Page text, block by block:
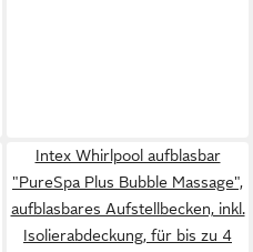
Intex Whirlpool aufblasbar
"PureSpa Plus Bubble Massage",
aufblasbares Aufstellbecken, inkl.
Isolierabdeckung, für bis zu 4